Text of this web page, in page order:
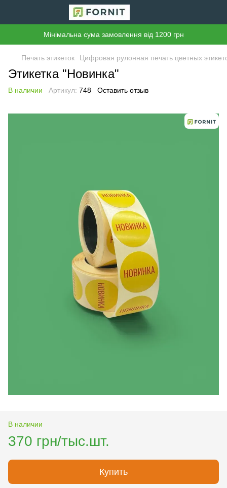
Мінімальна сума замовлення від 1200 грн
Печать этикеток Цифровая рулонная печать цветных
Этикетка "Новинка"
В наличии Артикул: 748 Оставить отзыв
В наличии
370 грн/тыс.шт.
Купить